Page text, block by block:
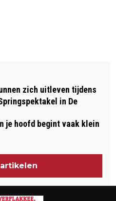
WORDT
zich uitleven tijdens
in De
je hoofd begint vaak klein